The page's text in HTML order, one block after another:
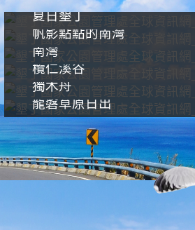
夏日墾丁
帆影點點的南灣
南灣
欖仁溪谷
獨木舟
龍磐草原日出